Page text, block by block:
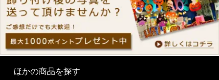
ほかの商品を探す